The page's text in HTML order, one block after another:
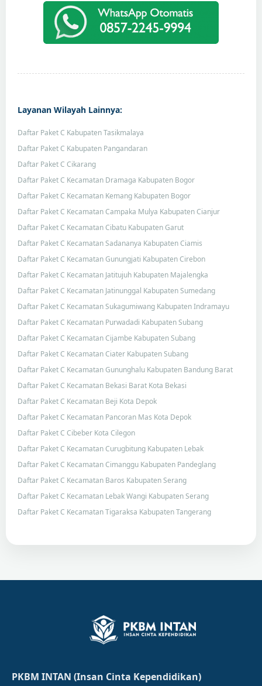
Layanan Wilayah Lainnya:
Daftar Paket C Kabupaten Tasikmalaya
Daftar Paket C Kabupaten Pangandaran
Daftar Paket C Cikarang
Daftar Paket C Kecamatan Dramaga Kabupaten Bogor
Daftar Paket C Kecamatan Kemang Kabupaten Bogor
Daftar Paket C Kecamatan Campaka Mulya Kabupaten Cianjur
Daftar Paket C Kecamatan Cibatu Kabupaten Garut
Daftar Paket C Kecamatan Sadananya Kabupaten Ciamis
Daftar Paket C Kecamatan Gunungjati Kabupaten Cirebon
Daftar Paket C Kecamatan Jatitujuh Kabupaten Majalengka
Daftar Paket C Kecamatan Jatinunggal Kabupaten Sumedang
Daftar Paket C Kecamatan Sukagumiwang Kabupaten Indramayu
Daftar Paket C Kecamatan Purwadadi Kabupaten Subang
Daftar Paket C Kecamatan Cijambe Kabupaten Subang
Daftar Paket C Kecamatan Ciater Kabupaten Subang
Daftar Paket C Kecamatan Gununghalu Kabupaten Bandung Barat
Daftar Paket C Kecamatan Bekasi Barat Kota Bekasi
Daftar Paket C Kecamatan Beji Kota Depok
Daftar Paket C Kecamatan Pancoran Mas Kota Depok
Daftar Paket C Cibeber Kota Cilegon
Daftar Paket C Kecamatan Curugbitung Kabupaten Lebak
Daftar Paket C Kecamatan Cimanggu Kabupaten Pandeglang
Daftar Paket C Kecamatan Baros Kabupaten Serang
Daftar Paket C Kecamatan Lebak Wangi Kabupaten Serang
Daftar Paket C Kecamatan Tigaraksa Kabupaten Tangerang
PKBM INTAN (Insan Cinta Kependidikan)